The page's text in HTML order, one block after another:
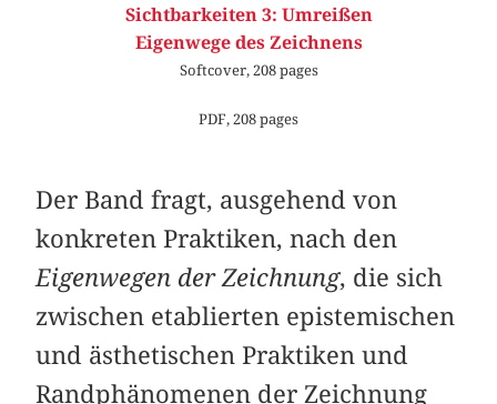
Sichtbarkeiten 3: Umreißen
Eigenwege des Zeichnens
Softcover, 208 pages
PDF, 208 pages
Der Band fragt, ausgehend von
konkreten Praktiken, nach den
Eigenwegen der Zeichnung, die sich
zwischen etablierten epistemischen
und ästhetischen Praktiken und
Randphänomenen der Zeichnung